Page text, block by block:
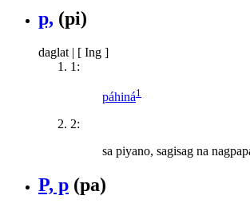
p, (pi)
daglat | [ Ing ]
1:
páhiná1
2:
sa piyano, sagisag na
P, p (pa)